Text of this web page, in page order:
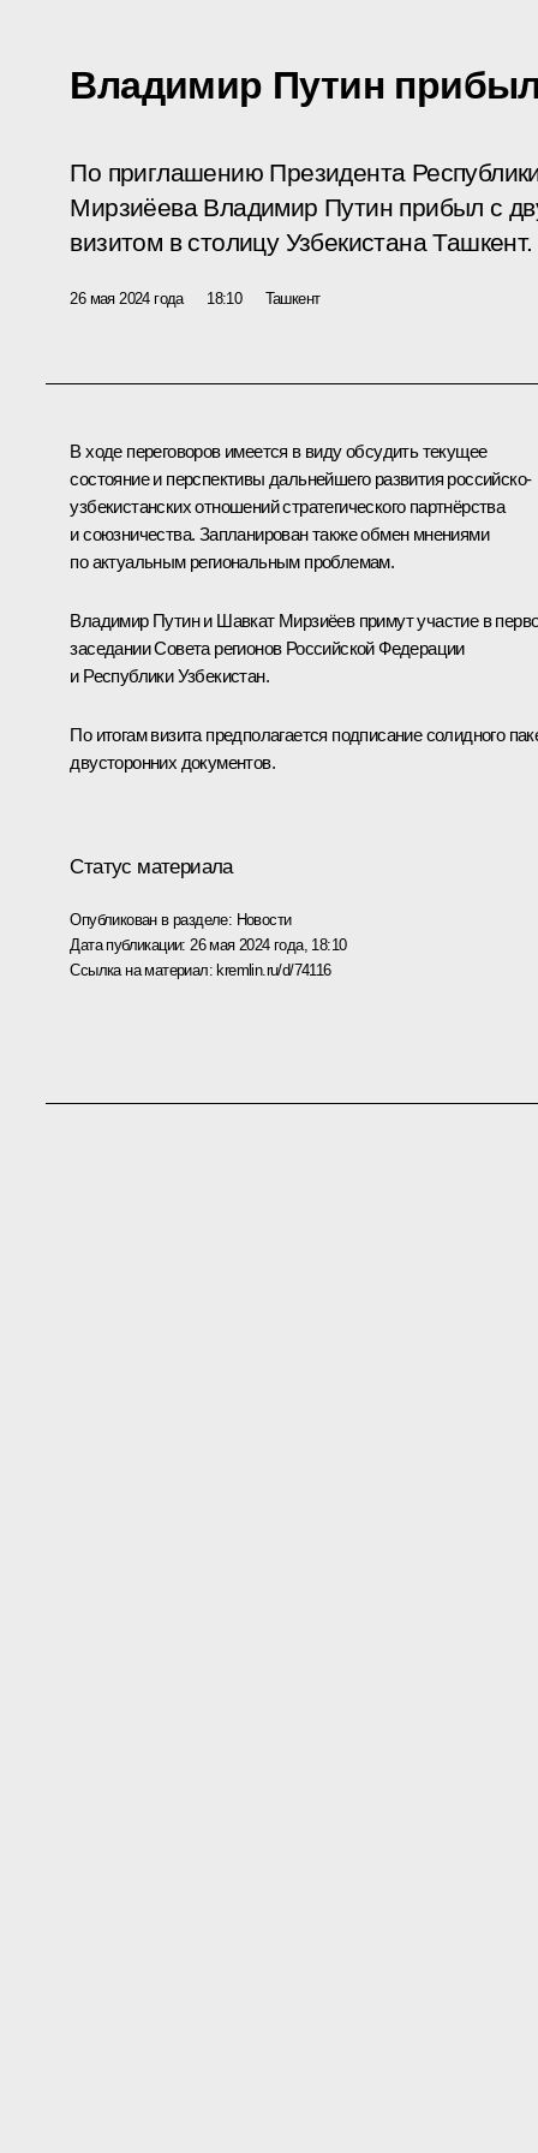
Владимир Путин
По приглашению Президента
Мирзиёева Владимир Путин прибыл с
визитом в столицу Узбекистана Ташкент.
26 мая 2024 года 18:10 Ташкент
В ходе переговоров имеется в виду обсудить текущее
состояние и перспективы дальнейшего развития российско-
узбекистанских отношений стратегического партнёрства
и союзничества. Запланирован также обмен мнениями
по актуальным региональным проблемам.
Владимир Путин и Шавкат Мирзиёевпримут участие в
заседании Совета регионов Российской Федерации
и Республики Узбекистан.
По итогам визита предполагается подписание солидного
двусторонних документов.
Статус материала
Опубликован в разделе: Новости
Дата публикации: 26 мая 2024 года, 18:10
Ссылка на материал: kremlin.ru/d/74116